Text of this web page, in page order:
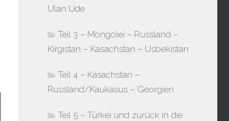
Ulan Ude
Teil 3 – Mongolei – Russland –
Kirgistan – Kasachstan – Usbekistan
Teil 4 – Kasachstan –
Russland/Kaukasus – Georgien
Teil 5 – Türkei und zurück in die